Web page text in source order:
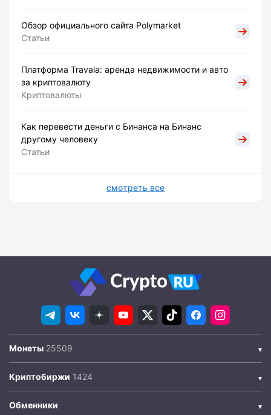
Обзор официального сайта Polymarket
Статьи
Платформа Travala: аренда недвижимости и авто
за криптовалюту
Криптовалюты
Как перевести деньги с Бинанса на Бинанс
другому человеку
Статьи
смотреть все
Монеты
Криптобиржи
Обменники